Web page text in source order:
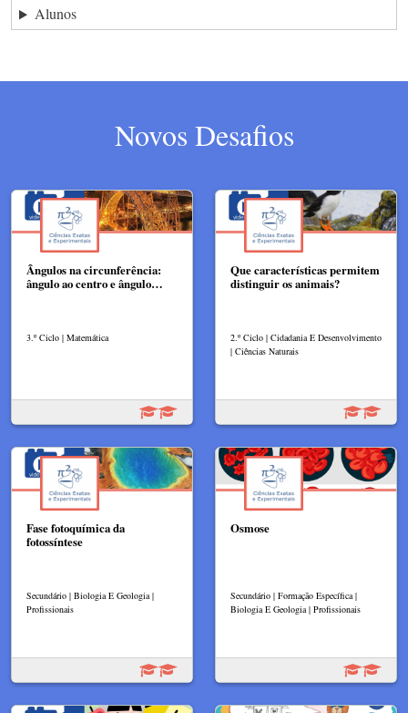
Alunos
Novos Desafios
Ângulos na circunferência:
ângulo ao centro e ângulo…
3.º Ciclo | Matemática
Que características permitem
distinguir os animais?
2.º Ciclo | Cidadania E Desenvolvimento
| Ciências Naturais
Fase fotoquímica da
fotossíntese
Secundário | Biologia E Geologia |
Profissionais
Osmose
Secundário | Formação Específica |
Biologia E Geologia | Profissionais